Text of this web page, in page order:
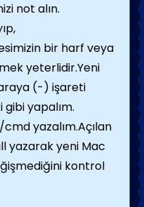
not alın.
bir harf veya
yeterlidir.Yeni
(-) işareti
yapalım.
yazalım.Açılan
yazarak yeni Mac
kontrol